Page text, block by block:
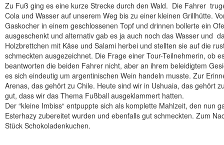
Zu Fuß ging es eine kurze Strecke durch den Wald. Die Fahrer
Cola und Wasser auf unserem Weg bis zu einer kleinen Grillhütte.
Gaskocher in einem geschlossenen Topf und drinnen bollerte ein
ausgeschenkt und alternativ gab es ja auch noch das Wasser und
Holzbrettchen mit Käse und Salami herbei und stellten sie auf die
schmeckten ausgezeichnet. Die Frage einer Tour-Teilnehmerin, ob
beantworten die beiden Fahrer nicht, aber an ihrem beleidigtem
es sich eindeutig um argentinischen Wein handeln musste. Zur
Arenas, das gehört zu Chile. Heute sind wir in Ushuaia, das gehört
gut, dass wir das Thema Fußball ausgeklammert hatten.
Der “kleine Imbiss“ entpuppte sich als komplette Mahlzeit, den nun
Esterhazy zubereitet wurden und ebenfalls gut schmeckten. Zum
Stück Schokoladenkuchen.